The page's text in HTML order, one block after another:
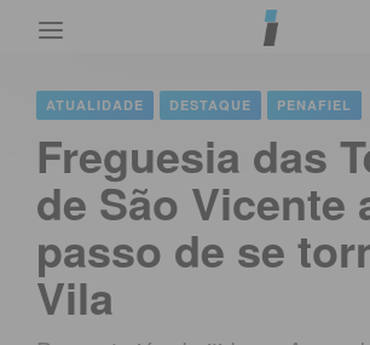
ATUALIDADE DESTAQUE PENAFIEL
Freguesia das
de São Vicente
passo de se
Vila